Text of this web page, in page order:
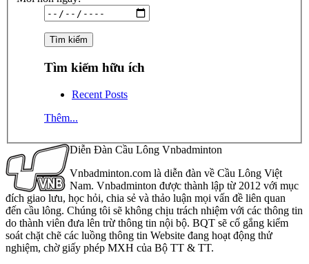
Tìm kiếm hữu ích
Recent Posts
Thêm...
Diễn Đàn Cầu Lông Vnbadminton
Vnbadminton.com là diễn đàn về Cầu Lông Việt
Nam. Vnbadminton được thành lập từ 2012 với mục
đích giao lưu, học hỏi, chia sẻ và thảo luận mọi vấn đề liên quan
đến cầu lông. Chúng tôi sẽ không chịu trách nhiệm với các thông tin
do thành viên đưa lên trừ thông tin nội bộ. BQT sẽ cố gắng kiểm
soát chặt chẽ các luồng thông tin Website đang hoạt động thử
nghiệm, chờ giấy phép MXH của Bộ TT & TT.